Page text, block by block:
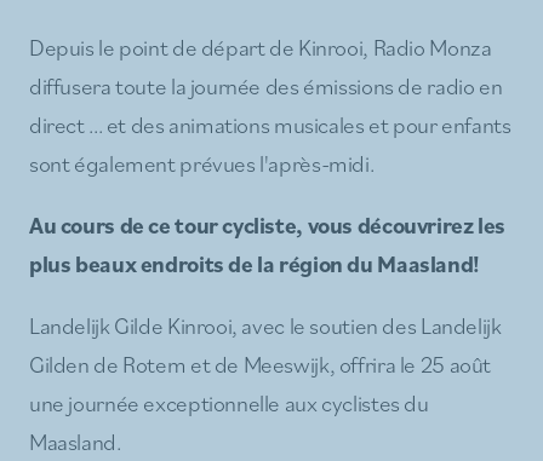
Depuis le point de départ de Kinrooi, Radio Monza
diffusera toute la journée des émissions de radio en
direct ... et des animations musicales et pour enfants
sont également prévues l'après-midi.
Au cours de ce tour cycliste, vous découvrirez les
plus beaux endroits de la région du Maasland!
Landelijk Gilde Kinrooi, avec le soutien des Landelijk
Gilden de Rotem et de Meeswijk, offrira le 25 août
une journée exceptionnelle aux cyclistes du
Maasland.